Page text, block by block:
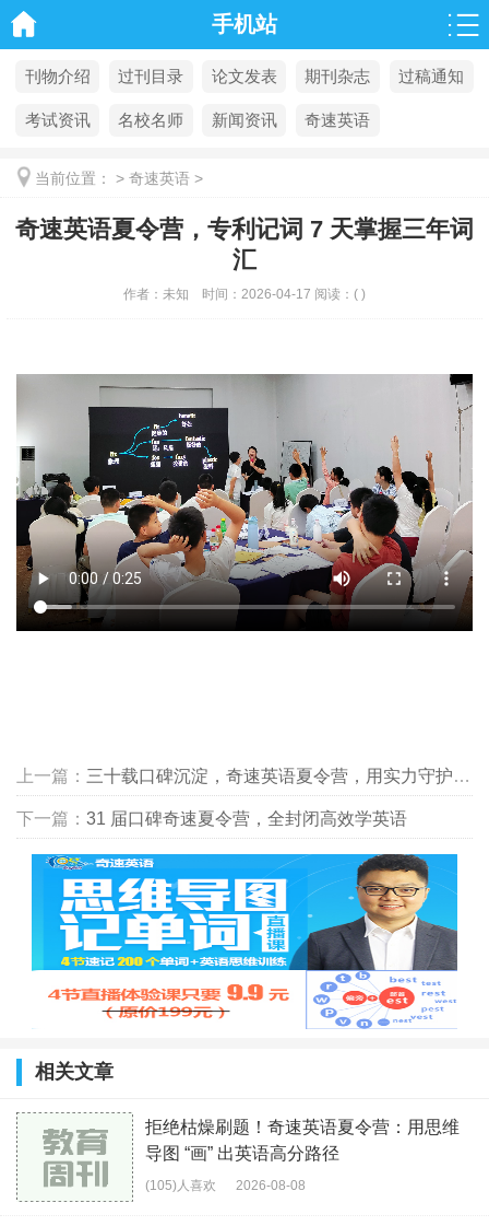
手机站
刊物介绍 过刊目录 论文发表 期刊杂志 过稿通知
考试资讯 名校名师 新闻资讯 奇速英语
当前位置： > 奇速英语 >
奇速英语夏令营，专利记词 7 天掌握三年词
汇
作者： 未知 时间： 2026-04-17 阅读： ( )
上一篇： 三十载口碑沉淀，奇速英语夏令营，用实力守护孩子的英语梦想
下一篇： 31 届口碑奇速夏令营，全封闭高效学英语
相关文章
拒绝枯燥刷题！奇速英语夏令营：用思维
导图 “画” 出英语高分路径
(105)人喜欢 2026-08-08